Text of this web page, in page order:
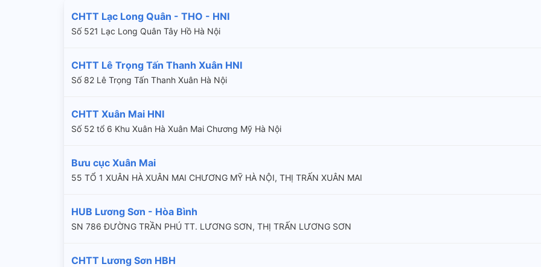
CHTT Lạc Long Quân - THO - HNI
Số 521 Lạc Long Quân Tây Hồ Hà Nội
CHTT Lê Trọng Tấn Thanh Xuân HNI
Số 82 Lê Trọng Tấn Thanh Xuân Hà Nội
CHTT Xuân Mai HNI
Số 52 tổ 6 Khu Xuân Hà Xuân Mai Chương Mỹ Hà Nội
Bưu cục Xuân Mai
55 TỔ 1 XUÂN HÀ XUÂN MAI CHƯƠNG MỸ HÀ NỘI, THỊ TRẤN XUÂN MAI
HUB Lương Sơn - Hòa Bình
SN 786 ĐƯỜNG TRẦN PHÚ TT. LƯƠNG SƠN, THỊ TRẤN LƯƠNG SƠN
CHTT Lương Sơn HBH